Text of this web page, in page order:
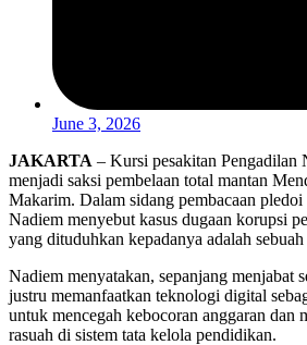
June 3, 2026
JAKARTA – Kursi pesakitan Pengadilan
menjadi saksi pembelaan total mantan
Makarim. Dalam sidang pembacaan pledoi
Nadiem menyebut kasus dugaan korupsi
yang dituduhkan kepadanya adalah
Nadiem menyatakan, sepanjang menjabat
justru memanfaatkan teknologi digital
untuk mencegah kebocoran anggaran dan
rasuah di sistem tata kelola pendidikan.